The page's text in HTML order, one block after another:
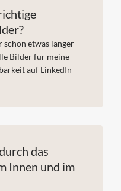
etwas länger
Bilder für meine
auf LinkedIn
das
Innen und im